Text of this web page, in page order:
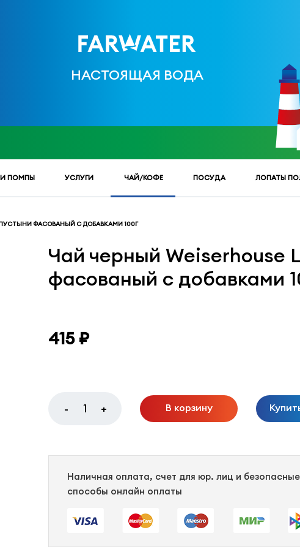
НАСТОЯЩАЯ ВОДА
И ПОМПЫ УСЛУГИ ЧАЙ/КОФЕ ПОСУДА ЛОПАТЫ
ПУСТЫНИ ФАСОВАНЫЙ С ДОБАВКАМИ 100Г
Чай черный Weiserhouse
фасованый с добавками
415 ₽
- + В корзину
Наличная оплата, счет для юр. лиц и безопасные
способы онлайн оплаты